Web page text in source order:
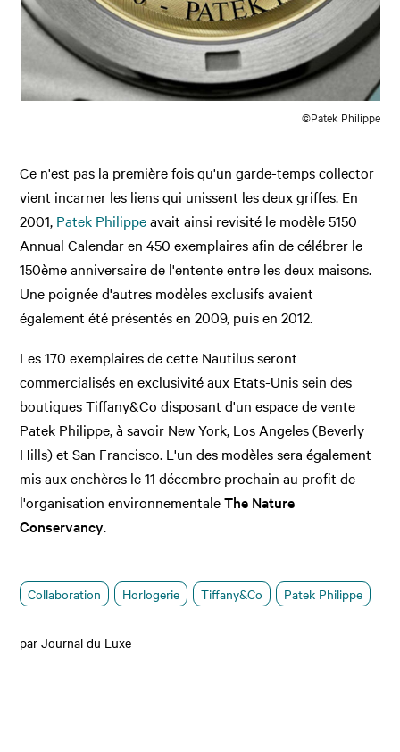
©Patek Philippe
Ce n'est pas la première fois qu'un garde-temps collector
vient incarner les liens qui unissent les deux griffes. En
2001, Patek Philippeavait ainsi revisité le modèle 5150
Annual Calendar en 450 exemplaires afin de célébrer le
150ème anniversaire de l'entente entre les deux maisons.
Une poignée d'autres modèles exclusifs avaient
également été présentés en 2009, puis en 2012.
Les 170 exemplaires de cette Nautilus seront
commercialisés en exclusivité aux Etats-Unis sein des
boutiques Tiffany&Co disposant d'un espace de vente
Patek Philippe, à savoir New York, Los Angeles (Beverly
Hills) et San Francisco. L'un des modèles sera également
mis aux enchères le 11 décembre prochain au profit de
l'organisation environnementaleThe Nature
Conservancy.
Collaboration Horlogerie Tiffany&Co Patek Philippe
par Journal du Luxe